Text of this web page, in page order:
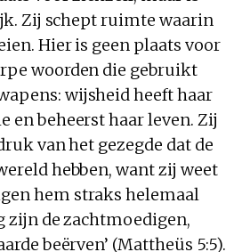
Zij schept ruimte waarin
Hier is geen plaats voor
woorden die gebruikt
wijsheid heeft haar
en beheerst haar leven. Zij
van het gezegde dat de
hebben, want zij weet
hem straks helemaal
zijn de zachtmoedigen,
beërven’ (Mattheüs 5:5).